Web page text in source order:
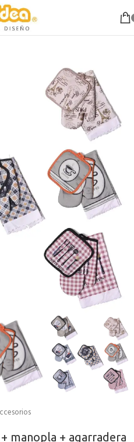
manopla + agarradera